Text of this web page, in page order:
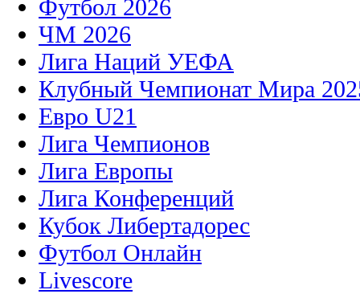
Футбол 2026
ЧМ 2026
Лига Наций УЕФА
Клубный Чемпионат Мира
Евро U21
Лига Чемпионов
Лига Европы
Лига Конференций
Кубок Либертадорес
Футбол Онлайн
Livescore